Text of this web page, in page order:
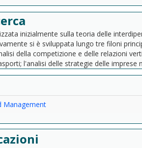
inizialmente sulla teoria delle
si è sviluppata lungo tre filoni
della competizione e delle relazioni
l'analisi delle strategie delle imprese
Management